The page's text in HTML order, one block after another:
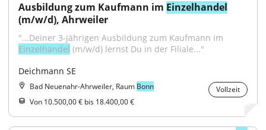
Ausbildung zum Kaufmann im Einzelhandel
(m/w/d), Ahrweiler
Einzelhandel (m/w/d) lernst Du in der Filiale..."
Deichmann SE
Bad Neuenahr-Ahrweiler, Raum Bonn
Vollzeit
Von 10.500,00 € bis 18.400,00 €